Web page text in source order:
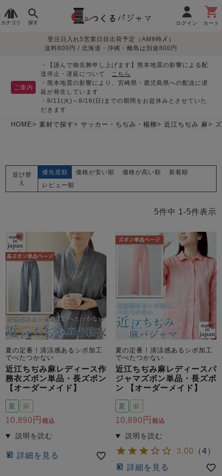
カテゴリ 探す ログイン カート
レディースパジャマ
冬
春 秋 冬
ガールズパジャマ
生地で
さがす
サッカー/ちぢみ 楊
柳
ニット/ストレッチ 起毛/フランネル
柄物
新着商品
目的別で
さがす
敏感肌用
パジャマ
入院・介護
胸が目立たない
マタニティ
パジャマ
体型別におすすめパジ
ャマ
年齢別におすすめパジ
ルームウェア
インナーウェア 生活雑貨 カタログギフト
売れ筋ランキング
- Item Ranking -
新着商品
- New Arrival -
目的別でさがす一覧はこちら
デザインで
さがす
作務衣 胸がすけない
羽織・バスロ
ーブ
上着単品
ズボン単品
すべてのメン
ズ
パジャマ
長袖 半袖 七分袖
かぶり
夏パジャマ特集 つくるパジャマとは
お支払い・送料・配送
について
会社概要 お買い物ガイド 安心の日本製
SDGsの取り組み
受注日入れ5営業日目出荷予定（AM9時〆）
送料800円 / 北海道・沖縄・離島は別途800円
ご案内
・【謹んで御見舞申し上げます】熊本地震の影響による配
送停止・遅延について こちら
・熊本地震の影響により、宮崎県・鹿児島県への配送に遅
延が発生しています
・8/11(火)～8/16(日)までの期間をお盆休みとさせていた
だきます
HOME 素材で探す サッカー・ちぢみ・楊柳 近江ちぢみ 麻
並び替
え
優先度順 価格が安い順 価格が高い順
新着順
レビュー順
5件中 1 -5件表示
夏の定番！清涼感あるシボ加工
でべたつかない
近江ちぢみ麻レディース作
務衣ズボン単品・長ズボン
【オーダーメイド】
夏 麻
10,890 税込
詳細を見る
夏の定番！清涼感あるシボ加工
でべたつかない
近江ちぢみ麻レディースパ
ジャマズボン単品・長ズボ
ン 【オーダーメイド】
夏 麻
10,890 税込
3.00 （4）
詳細を見る